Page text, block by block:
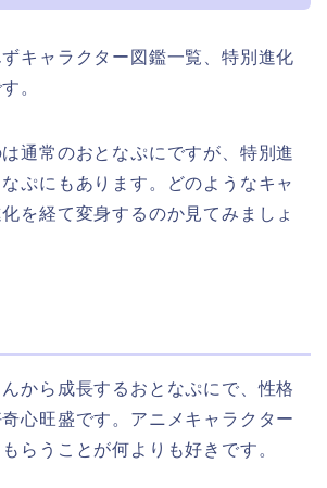
キャラクター図鑑一覧、特別進化
。
通常のおとなぷにですが、特別進
ぷにもあります。どのようなキャ
を経て変身するのか見てみましょ
から成長するおとなぷにで、性格
心旺盛です。アニメキャラクター
らうことが何よりも好きです。